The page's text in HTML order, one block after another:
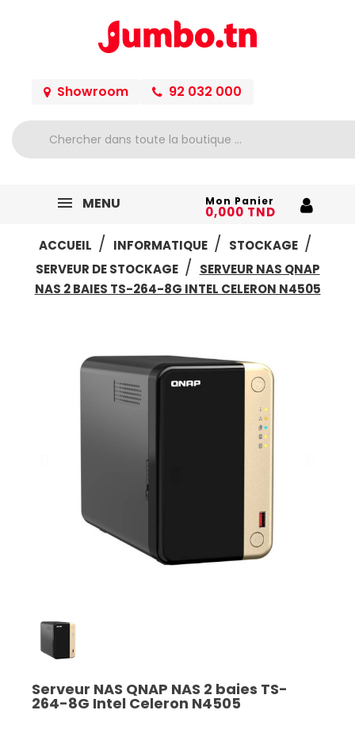
Showroom 92 032 000
MENU Mon Panier
0,000 TND
ACCUEIL
INFORMATIQUE
STOCKAGE
SERVEUR DE STOCKAGE
SERVEUR NAS QNAP
NAS 2 BAIES TS-264-8G INTEL CELERON N4505
Serveur NAS QNAP NAS 2 baies TS-
264-8G Intel Celeron N4505